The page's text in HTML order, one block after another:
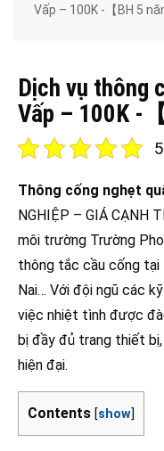
Vấp – 100K -【BH 5
Dịch vụ thông
Vấp – 100K -
Thông cống nghẹt
NGHIỆP – GIÁ CẠNH
môi trường Trường
thông tắc cầu cống tại
Nai… Với đội ngũ các
việc nhiệt tình được
bị đầy đủ trang thiết
hiện đại.
Contents [show]